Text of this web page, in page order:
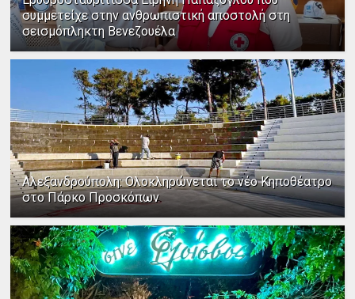
συμμετείχε στην ανθρωπιστική αποστολή στη
σεισμόπληκτη Βενεζουέλα
Αλεξανδρούπολη: Ολοκληρώνεται το νέο Κηποθέατρο
στο Πάρκο Προσκόπων